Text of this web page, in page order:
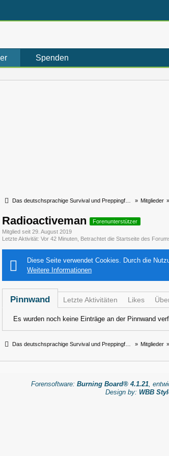
Spenden
Das deutschsprachige Survival und Preppingforum » Mitglieder »
Radioactiveman Forenunterstützer
Mitglied seit 29. August 2019
Letzte Aktivität Vor 42 Minuten , Betrachtet die Startseite des
Diese Seite verwendet Cookies. Durch die
Weitere Informationen
Pinnwand Letzte Aktivitäten Likes
Es wurden noch keine Einträge an der Pinnwand
Das deutschsprachige Survival und Preppingforum » Mitglieder »
Forensoftware: Burning Board® 4.1.21,
Design by: WBB